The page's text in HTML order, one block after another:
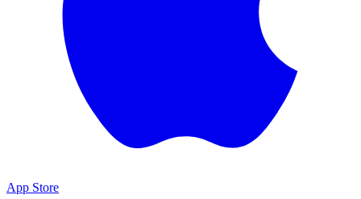
App Store